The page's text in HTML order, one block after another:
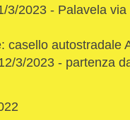
3/2023 - Palavela
casello autostradale
3/2023 - partenza